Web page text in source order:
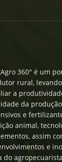
360° é um
rural,
a
da
e
animal,
assim
e
do